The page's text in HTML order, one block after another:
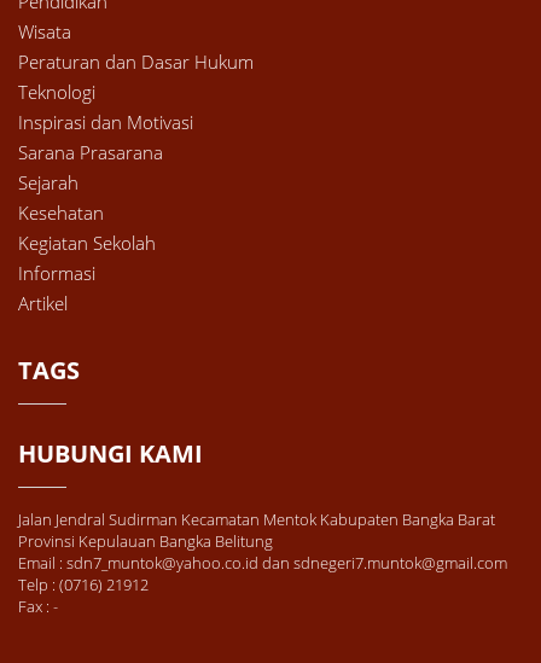
Wisata
Peraturan dan Dasar Hukum
Teknologi
Inspirasi dan Motivasi
Sarana Prasarana
Sejarah
Kesehatan
Kegiatan Sekolah
Informasi
Artikel
TAGS
HUBUNGI KAMI
Jalan Jendral Sudirman Kecamatan Mentok Kabupaten Bangka Barat
Provinsi Kepulauan Bangka Belitung
Email : sdn7_muntok@yahoo.co.id dan sdnegeri7.muntok@gmail.com
Telp : (0716) 21912
Fax : -